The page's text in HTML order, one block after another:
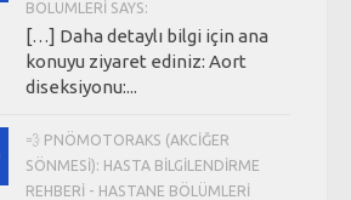
BÖLÜMLERI SAYS:
[…] Daha detaylı bilgi için ana
konuyu ziyaret ediniz: Aort
diseksiyonu:...
💨 PNÖMOTORAKS (AKCIĞER
SÖNMESI): HASTA BILGILENDIRME
REHBERI - HASTANE BÖLÜMLERI